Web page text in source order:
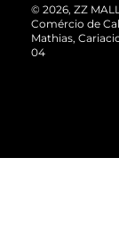
Cartão
Vendas
© 2026, ZZ
Comércio de
Mathias,
04